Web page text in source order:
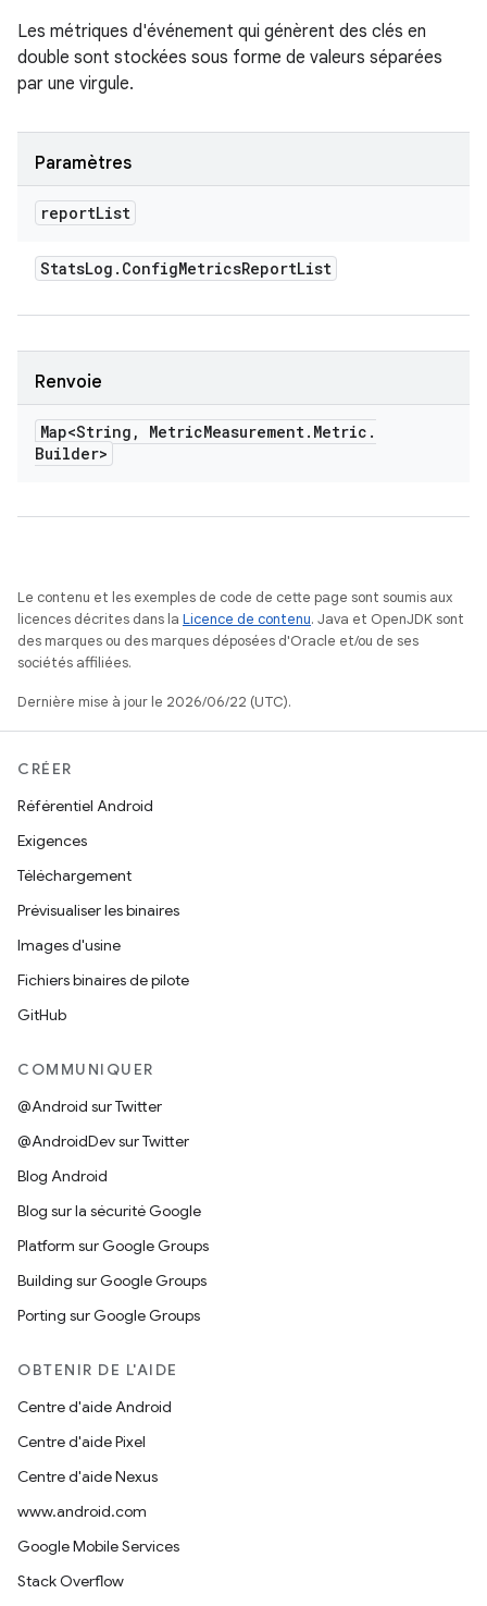
Les métriques d'événement qui génèrent des clés en
double sont stockées sous forme de valeurs séparées
par une virgule.
Paramètres
reportList
StatsLog . ConfigMetricsReportList
Renvoie
Map<String , MetricMeasurement. Metric .
Builder>
Le contenu et les exemples de code de cette page sont soumis aux
licences décrites dans la Licence de contenu. Java et OpenJDK sont
des marques ou des marques déposées d'Oracle et/ou de ses
sociétés affiliées.
Dernière mise à jour le 2026/06/22 (UTC).
CRÉER
Référentiel Android
Exigences
Téléchargement
Prévisualiser les binaires
Images d'usine
Fichiers binaires de pilote
GitHub
COMMUNIQUER
@Android sur Twitter
@AndroidDev sur Twitter
Blog Android
Blog sur la sécurité Google
Platform sur Google Groups
Building sur Google Groups
Porting sur Google Groups
OBTENIR DE L'AIDE
Centre d'aide Android
Centre d'aide Pixel
Centre d'aide Nexus
www.android.com
Google Mobile Services
Stack Overflow